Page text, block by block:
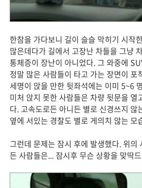
한참을 가다보니 길이 슬슬 막히기 시작
많은데다가 길에서 고장난 차들을 그냥
통체증이 장난이 아니었다. 그 와중에
정말 많은 사람들이 타고 가는 장면이 포
세명이 앉을 만한 뒷좌석에는 이미 5~6
미처 앉지 못한 사람들은 차량 뒷문을 열
다. 고속도로든 아니든 별로 신경쓰지 않
옆에 서있는 경찰도 별로 게의치 않는 모
그런데 문제는 잠시 후에 발생했다. 위의
든 사람들은... 잠시후 무슨 상황을 맞딱